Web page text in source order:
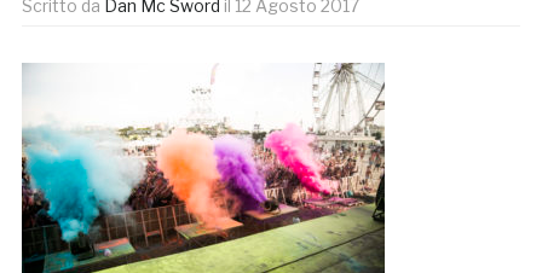
Scritto da Dan Mc Sword il 12 Agosto 2017